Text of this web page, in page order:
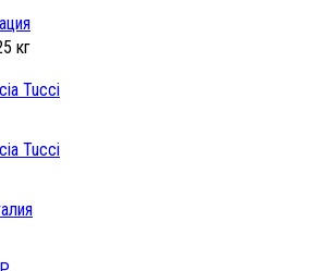
кг
Tucci
Tucci